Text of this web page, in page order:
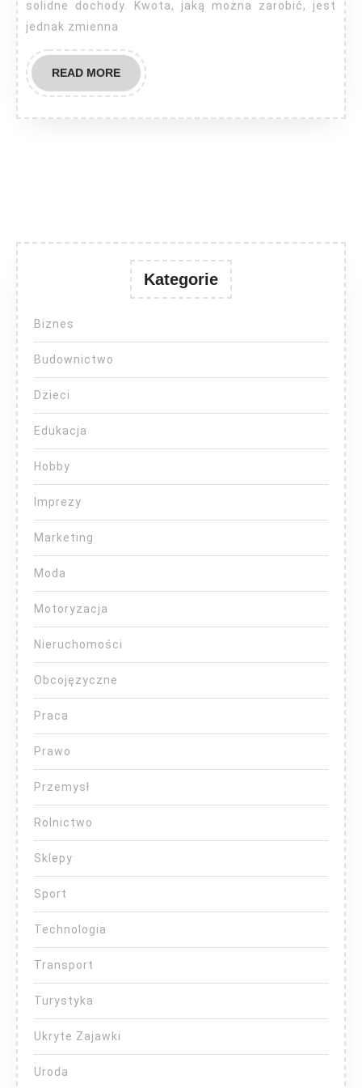
solidne dochody. Kwota, jaką można zarobić, jest
jednak zmienna
READ MOREREAD
MORE
Kategorie
Biznes
Budownictwo
Dzieci
Edukacja
Hobby
Imprezy
Marketing
Moda
Motoryzacja
Nieruchomości
Obcojęzyczne
Praca
Prawo
Przemysł
Rolnictwo
Sklepy
Sport
Technologia
Transport
Turystyka
Ukryte Zajawki
Uroda